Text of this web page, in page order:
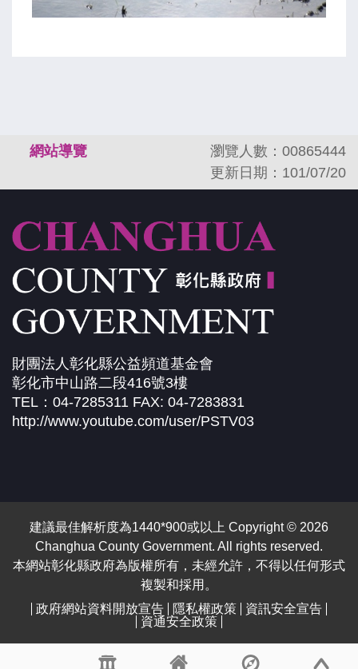
網站導覽
瀏覽人數：00865444
更新日期：101/07/20
財團法人彰化縣公益頻道基金會
彰化市中山路二段416號3樓
TEL：04-7285311 FAX: 04-7283831
http://www.youtube.com/user/PSTV03
建議最佳解析度為1440*900或以上 Copyright © 2026
Changhua County Government. All rights reserved.
本網站彰化縣政府為版權所有，未經允許，不得以任何形式
複製和採用。
政府網站資料開放宣告
隱私權政策
資訊安全宣告
資通安全政策